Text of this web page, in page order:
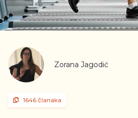
Zorana Jagodić
1646 članaka